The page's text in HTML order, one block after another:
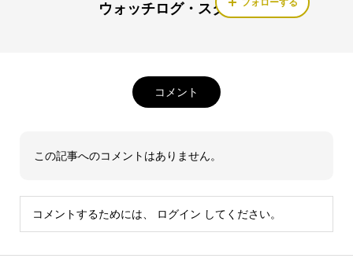
ウォッチログ・スタッフフォローする
コメント
この記事へのコメントはありません。
コメントするためには、 ログイン してください。